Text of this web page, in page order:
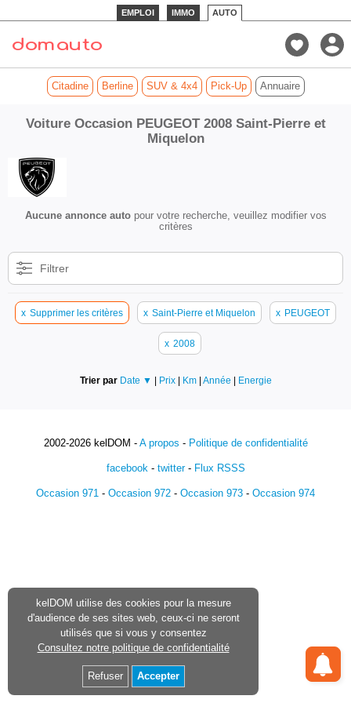
EMPLOI IMMO AUTO
Citadine Berline SUV & 4x4 Pick-Up Annuaire
Voiture Occasion PEUGEOT 2008 Saint-Pierre et
Miquelon
Aucune annonce autopour votre recherche, veuillez modifier vos
critères
Filtrer
x Supprimer les critères x Saint-Pierre et Miquelon x PEUGEOT
x 2008
Trier par Date ▼ | Prix | Km | Année | Energie
2002-2026 kelDOM - A propos - Politique de confidentialité
facebook- twitter- Flux RSSS
Occasion 971 - Occasion 972 - Occasion 973 - Occasion 974
kelDOM utilise des cookies pour la mesure
d'audience de ses sites web, ceux-ci ne seront
utilisés que si vous y consentez
Consultez notre politique de confidentialité
Refuser Accepter